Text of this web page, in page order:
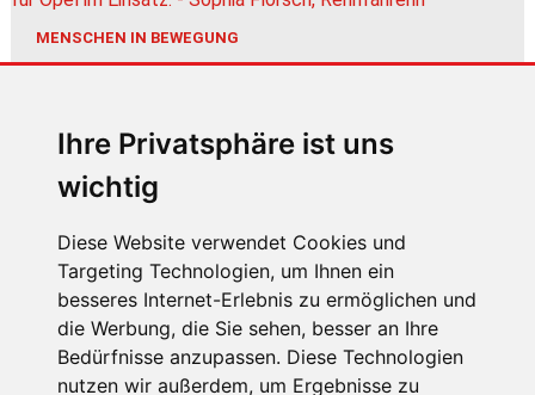
Ihre Privatsphäre ist uns
wichtig
Diese Website verwendet Cookies und
Targeting Technologien, um Ihnen ein
besseres Internet-Erlebnis zu ermöglichen und
die Werbung, die Sie sehen, besser an Ihre
Bedürfnisse anzupassen. Diese Technologien
nutzen wir außerdem, um Ergebnisse zu
MENSCHEN IN BEWEGUNG
Sophia Flörsch, Rennfahrerin
ÜBER UNS
KONTAKT
IMPRESSUM